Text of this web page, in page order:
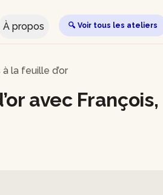
À propos 🔍 Voir tous les ateliers
la feuille d’or
avec